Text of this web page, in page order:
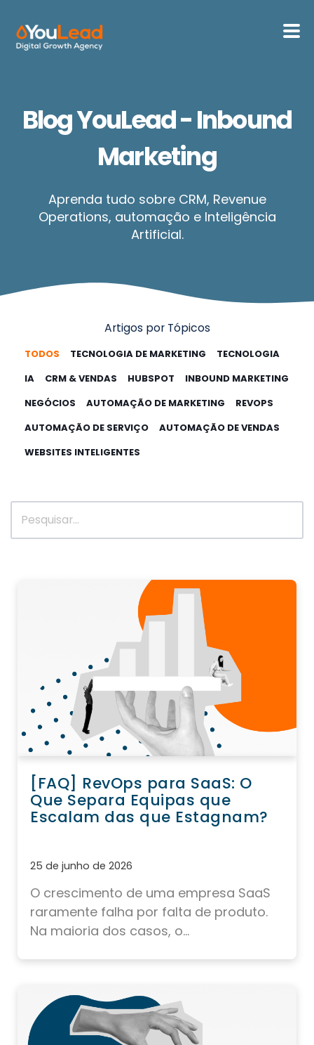
Serviços
HubSpot
Recursos
Contactos
Blog YouLead - Inbound
Marketing
Aprenda tudo sobre CRM, Revenue
Operations, automação e Inteligência
Artificial.
Artigos por Tópicos
TODOS TECNOLOGIA DE MARKETING
TECNOLOGIA
IA
CRM & VENDAS HUBSPOT
INBOUND MARKETING
NEGÓCIOS
AUTOMAÇÃO DE MARKETING
REVOPS
AUTOMAÇÃO DE SERVIÇO
AUTOMAÇÃO DE VENDAS
WEBSITES INTELIGENTES
[FAQ] RevOps para SaaS: O
Que Separa Equipas que
Escalam das que Estagnam?
25 de junho de 2026
O crescimento de uma empresa SaaS
raramente falha por falta de produto.
Na maioria dos casos, o...